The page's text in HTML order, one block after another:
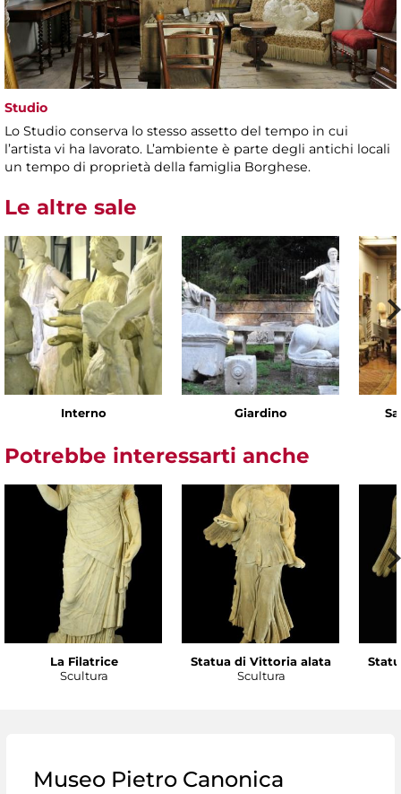
Studio
Lo Studio conserva lo stesso assetto del tempo in cui
l’artista vi ha lavorato. L’ambiente è parte degli antichi locali
un tempo di proprietà della famiglia Borghese.
Le altre sale
Interno Giardino
Potrebbe interessarti anche
La Filatrice
Scultura
Statua di Vittoria alata
Scultura
Museo Pietro Canonica